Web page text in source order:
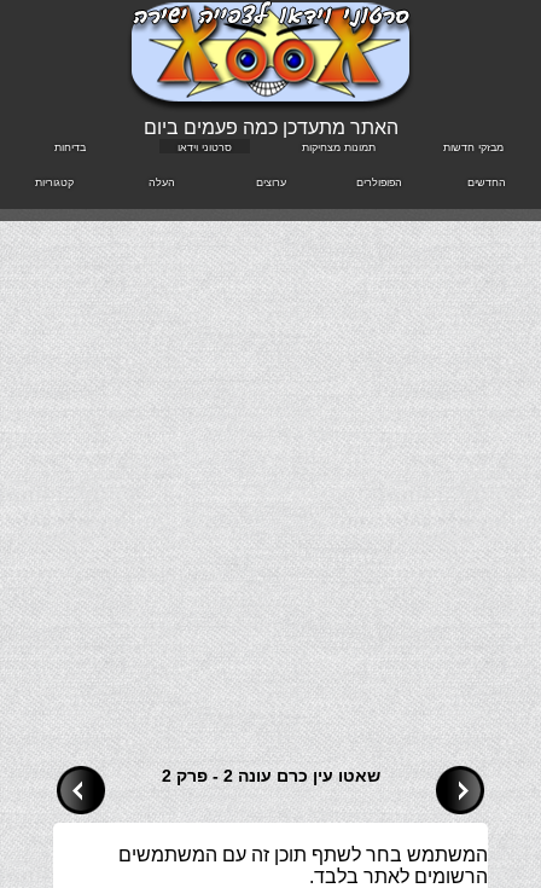
האתר מתעדכן כמה פעמים ביום
מבזקי חדשות תמונות מצחיקות סרטוני וידאו בדיחות
החדשים הפופולרים ערוצים העלה קטגוריות
שאטו עין כרם עונה 2 - פרק 2
המשתמש בחר לשתף תוכן זה עם המשתמשים
הרשומים לאתר בלבד.